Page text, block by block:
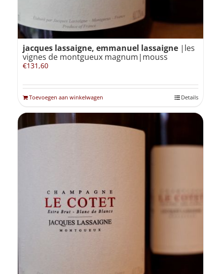
jacques lassaigne, emmanuel lassaigne |les
vignes de montgueux magnum|mouss
€131,60
Toevoegen aan winkelwagen Details